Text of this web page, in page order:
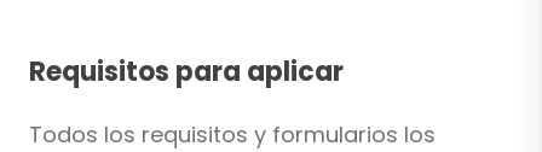
Requisitos para aplicar
Todos los requisitos y formularios los